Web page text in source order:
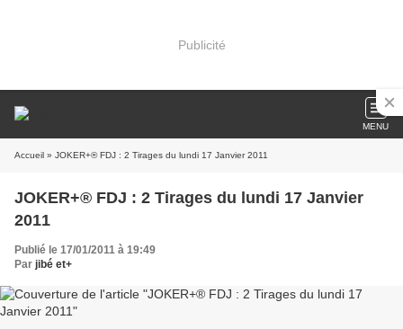
Publicité
MENU
Accueil » JOKER+® FDJ : 2 Tirages du lundi 17 Janvier 2011
JOKER+® FDJ : 2 Tirages du lundi 17 Janvier
2011
Publié le 17/01/2011 à 19:49
Par jibé et+